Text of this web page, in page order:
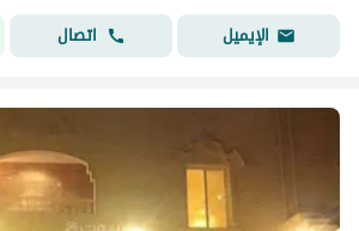
الإيميل
اتصال